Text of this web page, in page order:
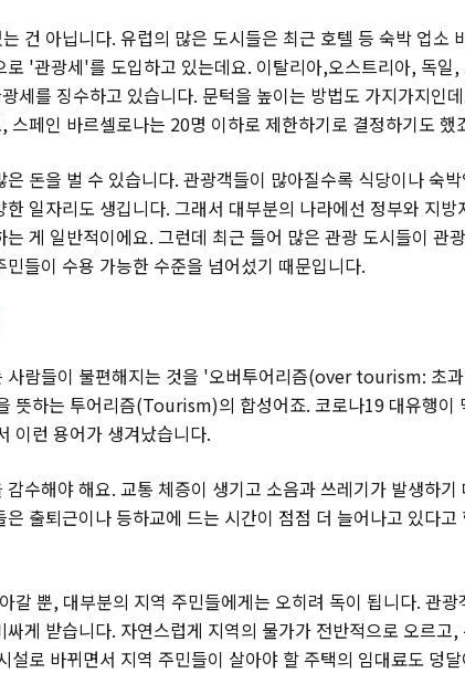
건 아닙니다. 유럽의 많은 도시들은 최근 호텔 등 숙박 업소
'관광세'를 도입하고 있는데요. 이탈리아,오스트리아, 독일,
세를 징수하고 있습니다. 문턱을 높이는 방법도 가지가지인
스페인 바르셀로나는 20명 이하로 제한하기로 결정하기도
돈을 벌 수 있습니다. 관광객들이 많아질수록 식당이나 숙
일자리도 생깁니다. 그래서 대부분의 나라에선 정부와 지방
게 일반적이에요. 그런데 최근 들어 많은 관광 도시들이 관
들이 수용 가능한 수준을 넘어섰기 때문입니다.
사람들이 불편해지는 것을 '오버투어리즘(over tourism: 초
뜻하는 투어리즘(Tourism)의 합성어죠. 코로나19 대유행이
이런 용어가 생겨났습니다.
수해야 해요. 교통 체증이 생기고 소음과 쓰레기가 발생하기
출퇴근이나 등하교에 드는 시간이 점점 더 늘어나고 있다고
갈 뿐, 대부분의 지역 주민들에게는 오히려 독이 됩니다. 관광
게 받습니다. 자연스럽게 지역의 물가가 전반적으로 오르고,
로 바뀌면서 지역 주민들이 살아야 할 주택의 임대료도 덩